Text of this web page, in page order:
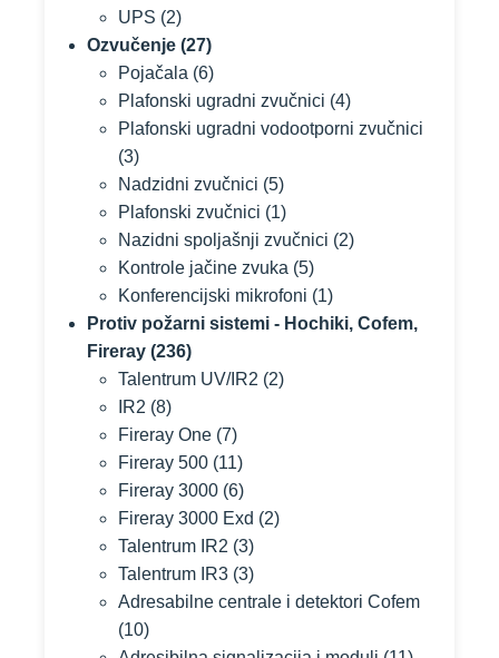
UPS (2)
Ozvučenje (27)
Pojačala (6)
Plafonski ugradni zvučnici (4)
Plafonski ugradni vodootporni zvučnici
(3)
Nadzidni zvučnici (5)
Plafonski zvučnici (1)
Nazidni spoljašnji zvučnici (2)
Kontrole jačine zvuka (5)
Konferencijski mikrofoni (1)
Protiv požarni sistemi - Hochiki, Cofem,
Fireray (236)
Talentrum UV/IR2 (2)
IR2 (8)
Fireray One (7)
Fireray 500 (11)
Fireray 3000 (6)
Fireray 3000 Exd (2)
Talentrum IR2 (3)
Talentrum IR3 (3)
Adresabilne centrale i detektori Cofem
(10)